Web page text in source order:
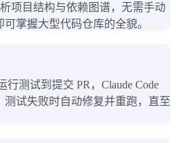
项目结构与依赖图谱，无需手动
掌握大型代码仓库的全貌。
行测试到提交 PR，Claude Code
试失败时自动修复并重跑，直至